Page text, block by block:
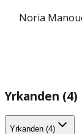
Noria
Yrkanden (4)
Yrkanden (4)